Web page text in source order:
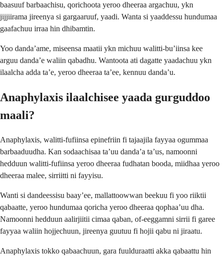
baasuuf barbaachisu, qorichoota yeroo dheeraa argachuu, ykn
jijjiirama jireenya si gargaaruuf, yaadi. Wanta si yaaddessu hundumaa
gaafachuu irraa hin dhibamtin.
Yoo danda’ame, miseensa maatii ykn michuu walitti-bu’iinsa kee
arguu danda’e waliin qabadhu. Wantoota ati dagatte yaadachuu ykn
ilaalcha adda ta’e, yeroo dheeraa ta’ee, kennuu danda’u.
Anaphylaxis ilaalchisee yaada gurguddoo
maali?
Anaphylaxis, walitti-fufiinsa epinefriin fi tajaajila fayyaa ogummaa
barbaaduudha. Kan sodaachisaa ta’uu danda’a ta’us, namoonni
hedduun walitti-fufiinsa yeroo dheeraa fudhatan booda, miidhaa yeroo
dheeraa malee, sirriitti ni fayyisu.
Wanti si dandeessisu baay’ee, mallattoowwan beekuu fi yoo riiktii
qabaatte, yeroo hundumaa qoricha yeroo dheeraa qophaa’uu dha.
Namoonni hedduun aalirjiitii cimaa qaban, of-eeggamni sirrii fi garee
fayyaa waliin hojjechuun, jireenya guutuu fi hojii qabu ni jiraatu.
Anaphylaxis tokko qabaachuun, gara fuulduraatti akka qabaattu hin